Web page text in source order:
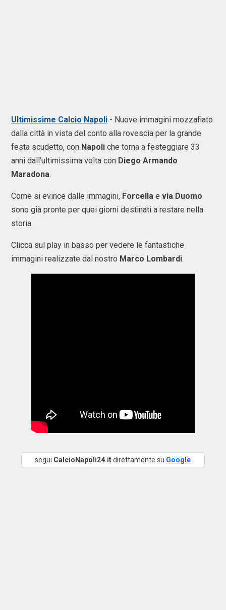
Ultimissime Calcio Napoli - Nuove immagini mozzafiato
dalla città in vista del conto alla rovescia per la grande
festa scudetto, con Napoli che torna a festeggiare 33
anni dall’ultimissima volta con Diego Armando
Maradona.
Come si evince dalle immagini, Forcella e via Duomo
sono già pronte per quei giorni destinati a restare nella
storia.
Clicca sul play in basso per vedere le fantastiche
immagini realizzate dal nostro Marco Lombardi.
segui CalcioNapoli24.itdirettamente su Google